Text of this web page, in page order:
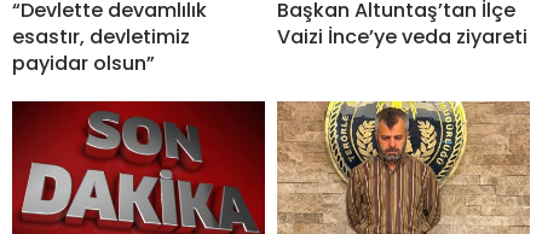
“Devlette devamlılık
esastır, devletimiz
payidar olsun”
Başkan Altuntaş’tan İlçe
Vaizi İnce’ye veda ziyareti